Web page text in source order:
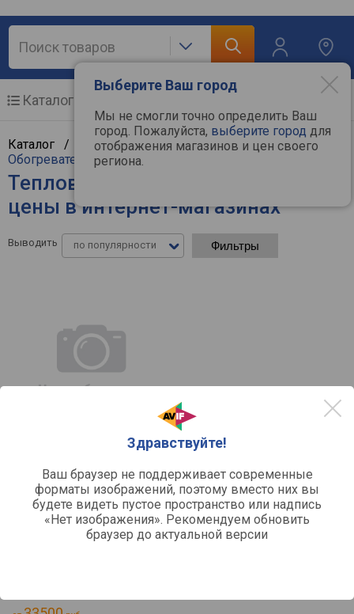
Выберите Ваш город
Мы не смогли точно определить Ваш
город. Пожалуйста, выберите город для
отображения магазинов и цен своего
региона.
Здравствуйте!
Ваш браузер не поддерживает современные
форматы изображений, поэтому вместо них вы
будете видеть пустое пространство или надпись
«Нет изображения». Рекомендуем обновить
браузер до актуальной версии
Каталог
Каталог / Климат, отопление и водоснабжение/
Обогреватели
/Тепловентиляторы
Тепловентиляторы Stiebel Eltron -
цены в интернет-магазинах
Выводить по популярности Фильтры
Stiebel Eltron CK 20 Trend
Тип: тепловентилятор
Нагревательный элемент: ститч-нагреватель
поворотный переключатель